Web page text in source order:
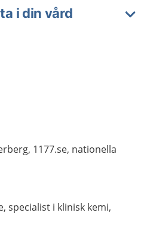
i din vård
1177.se, nationella
specialist i klinisk kemi,